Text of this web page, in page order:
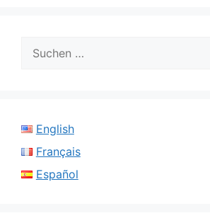
nach:
English
Français
Español